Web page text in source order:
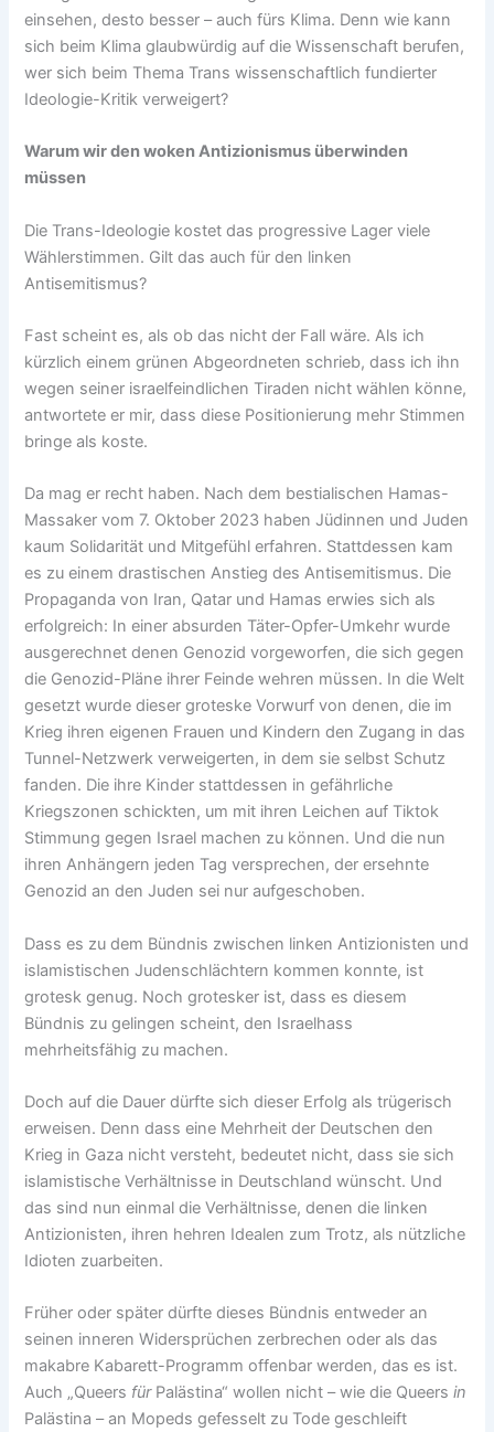
einsehen, desto besser – auch fürs Klima. Denn wie kann
sich beim Klima glaubwürdig auf die Wissenschaft berufen,
wer sich beim Thema Trans wissenschaftlich fundierter
Ideologie-Kritik verweigert?
Warum wir den woken Antizionismus überwinden
müssen
Die Trans-Ideologie kostet das progressive Lager viele
Wählerstimmen. Gilt das auch für den linken
Antisemitismus?
Fast scheint es, als ob das nicht der Fall wäre. Als ich
kürzlich einem grünen Abgeordneten schrieb, dass ich ihn
wegen seiner israelfeindlichen Tiraden nicht wählen könne,
antwortete er mir, dass diese Positionierung mehr Stimmen
bringe als koste.
Da mag er recht haben. Nach dem bestialischen Hamas-
Massaker vom 7. Oktober 2023 haben Jüdinnen und Juden
kaum Solidarität und Mitgefühl erfahren. Stattdessen kam
es zu einem drastischen Anstieg des Antisemitismus. Die
Propaganda von Iran, Qatar und Hamas erwies sich als
erfolgreich: In einer absurden Täter-Opfer-Umkehr wurde
ausgerechnet denen Genozid vorgeworfen, die sich gegen
die Genozid-Pläne ihrer Feinde wehren müssen. In die Welt
gesetzt wurde dieser groteske Vorwurf von denen, die im
Krieg ihren eigenen Frauen und Kindern den Zugang in das
Tunnel-Netzwerk verweigerten, in dem sie selbst Schutz
fanden. Die ihre Kinder stattdessen in gefährliche
Kriegszonen schickten, um mit ihren Leichen auf Tiktok
Stimmung gegen Israel machen zu können. Und die nun
ihren Anhängern jeden Tag versprechen, der ersehnte
Genozid an den Juden sei nur aufgeschoben.
Dass es zu dem Bündnis zwischen linken Antizionisten und
islamistischen Judenschlächtern kommen konnte, ist
grotesk genug. Noch grotesker ist, dass es diesem
Bündnis zu gelingen scheint, den Israelhass
mehrheitsfähig zu machen.
Doch auf die Dauer dürfte sich dieser Erfolg als trügerisch
erweisen. Denn dass eine Mehrheit der Deutschen den
Krieg in Gaza nicht versteht, bedeutet nicht, dass sie sich
islamistische Verhältnisse in Deutschland wünscht. Und
das sind nun einmal die Verhältnisse, denen die linken
Antizionisten, ihren hehren Idealen zum Trotz, als nützliche
Idioten zuarbeiten.
Früher oder später dürfte dieses Bündnis entweder an
seinen inneren Widersprüchen zerbrechen oder als das
makabre Kabarett-Programm offenbar werden, das es ist.
Auch „Queers fürPalästina“ wollen nicht – wie die Queersin
Palästina – an Mopeds gefesselt zu Tode geschleift